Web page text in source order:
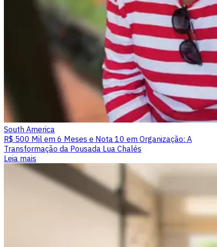
South America
R$ 500 Mil em 6 Meses e Nota 10 em Organização: A
Transformação da Pousada Lua Chalés
Leia mais